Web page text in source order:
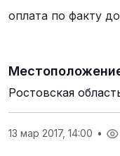
оплата по факту
Ростовская
13 мар 2017, 14:00 •